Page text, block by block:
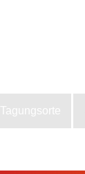
Tagungsorte